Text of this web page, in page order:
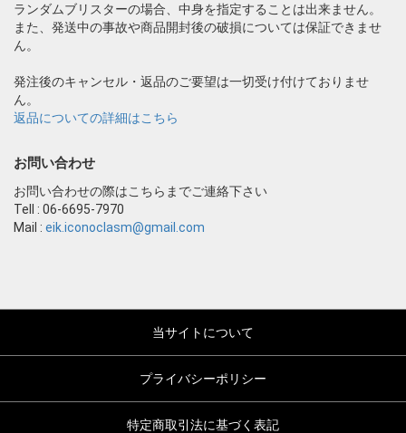
ランダムブリスターの場合、中身を指定することは出来ません。
また、発送中の事故や商品開封後の破損については保証できませ
ん。
発注後のキャンセル・返品のご要望は一切受け付けておりませ
ん。
返品についての詳細はこちら
お問い合わせ
お問い合わせの際はこちらまでご連絡下さい
Tell : 06-6695-7970
Mail : eik.iconoclasm@gmail.com
当サイトについて
プライバシーポリシー
特定商取引法に基づく表記